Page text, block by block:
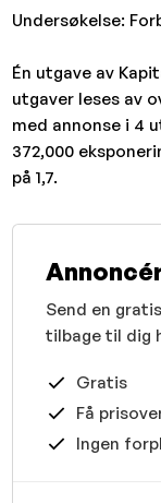
Undersøkelse:
Én utgave av
utgaver leses av
med annonse i 4
372,000
på 1,7.
Send en
tilbage til dig
Gratis
Få
Ingen